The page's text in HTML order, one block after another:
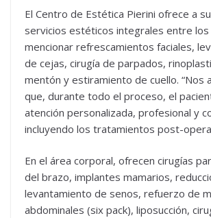
El Centro de Estética Pierini ofrece a
servicios estéticos integrales entre los
mencionar refrescamientos faciales,
de cejas, cirugía de parpados,
mentón y estiramiento de cuello. “Nos
que, durante todo el proceso, el
atención personalizada, profesional y
incluyendo los tratamientos post-
En el área corporal, ofrecen cirugías
del brazo, implantes mamarios,
levantamiento de senos, refuerzo de
abdominales (six pack), liposucción,